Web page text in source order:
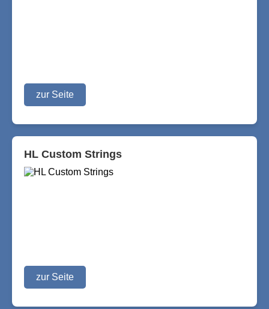
zur Seite
HL Custom Strings
zur Seite